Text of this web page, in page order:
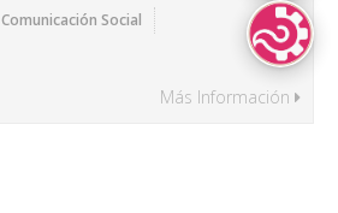
Comunicación Social
Más Información
Lenguas